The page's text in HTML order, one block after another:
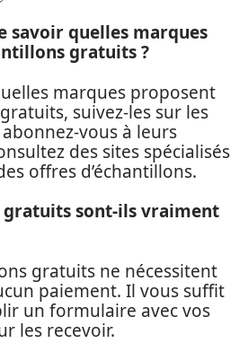
savoir quelles marques
gratuits ?
marques proposent
suivez-les sur les
vous à leurs
des sites spécialisés
offres d’échantillons.
gratuits sont-ils vraiment
gratuits ne nécessitent
paiement. Il vous suffit
un formulaire avec vos
les recevoir.